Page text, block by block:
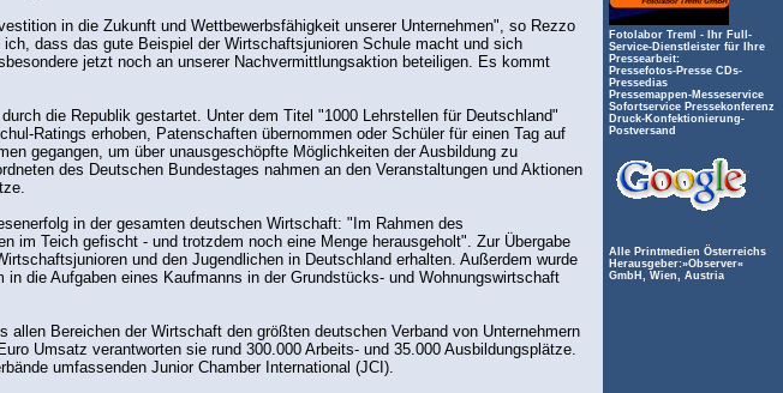
in die Zukunft und Wettbewerbsfähigkeit unserer Unternehmen", so Rezzo
dass das gute Beispiel der Wirtschaftsjunioren Schule macht und sich
jetzt noch an unserer Nachvermittlungsaktion beteiligen. Es kommt
die Republik gestartet. Unter dem Titel "1000 Lehrstellen für Deutschland"
Ratings erhoben, Patenschaften übernommen oder Schüler für einen Tag auf
gegangen, um über unausgeschöpfte Möglichkeiten der Ausbildung zu
des Deutschen Bundestages nahmen an den Veranstaltungen und Aktionen
in der gesamten deutschen Wirtschaft: "Im Rahmen des
im Teich gefischt - und trotzdem noch eine Menge herausgeholt". Zur Übergabe
und den Jugendlichen in Deutschland erhalten. Außerdem wurde
die Aufgaben eines Kaufmanns in der Grundstücks- und Wohnungswirtschaft
Bereichen der Wirtschaft den größten deutschen Verband von Unternehmern
Umsatz verantworten sie rund 300.000 Arbeits- und 35.000 Ausbildungsplätze.
umfassenden Junior Chamber International (JCI).
Fotolabor Treml - Ihr Full-
Service-Dienstleister für Ihre
Pressearbeit:
Pressefotos-Presse CDs-
Pressedias
Pressemappen-Messeservice
Sofortservice Pressekonferenz
Druck-Konfektionierung-
Postversand
Alle Printmedien Österreichs
Herausgeber:»Observer«
GmbH, Wien, Austria